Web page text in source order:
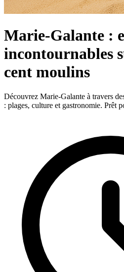
Marie-Galante :
incontournables
cent moulins
Découvrez Marie-Galante à travers
: plages, culture et gastronomie. Prêt